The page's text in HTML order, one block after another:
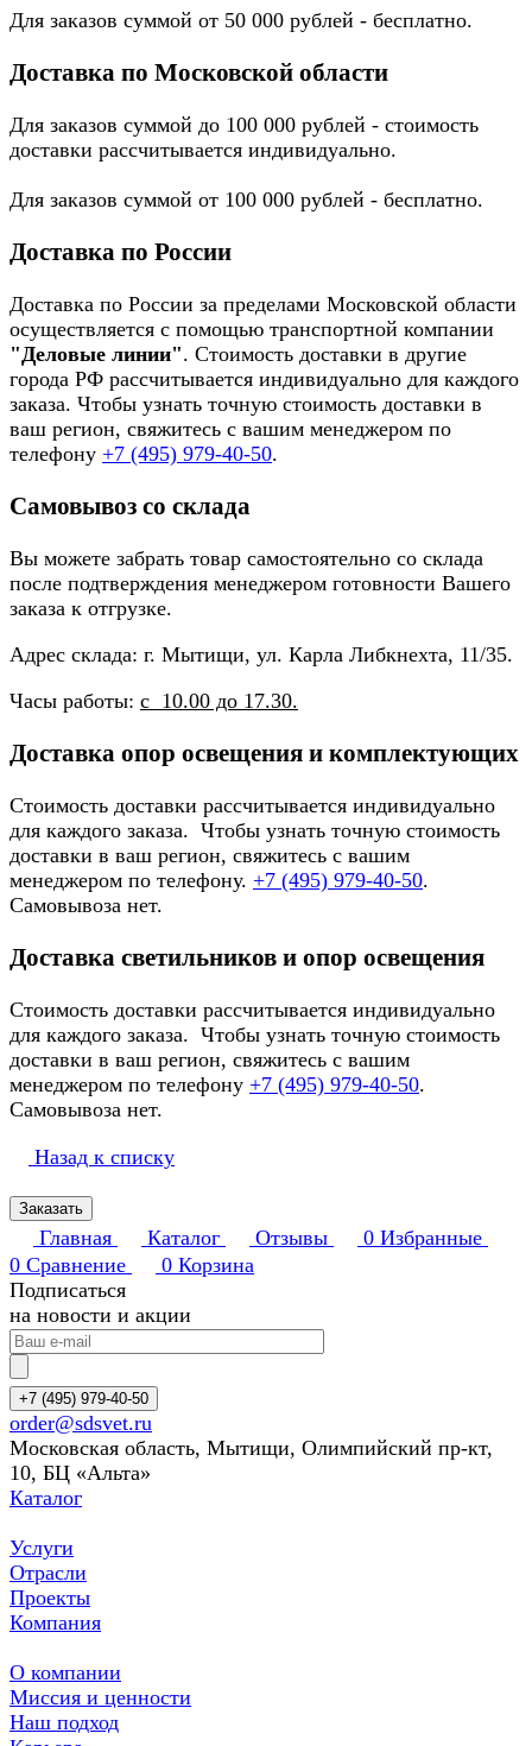
Для заказов суммой от 50 000 рублей - бесплатно.
Доставка по Московской области
Для заказов суммой до 100 000 рублей - стоимость
доставки рассчитывается индивидуально.
Для заказов суммой от 100 000 рублей - бесплатно.
Доставка по России
Доставка по России за пределами Московской области
осуществляется с помощью транспортной компании
"Деловые линии". Стоимость доставки в другие
города РФ рассчитывается индивидуально для каждого
заказа. Чтобы узнать точную стоимость доставки в
ваш регион, свяжитесь с вашим менеджером по
телефону +7 (495) 979-40-50.
Самовывоз со склада
Вы можете забрать товар самостоятельно со склада
после подтверждения менеджером готовности Вашего
заказа к отгрузке.
Адрес склада: г. Мытищи, ул. Карла Либкнехта, 11/35.
Часы работы: с 10.00 до 17.30.
Доставка опор освещения и комплектующих
Стоимость доставки рассчитывается индивидуально
для каждого заказа. Чтобы узнать точную стоимость
доставки в ваш регион, свяжитесь с вашим
менеджером по телефону. +7 (495) 979-40-50.
Самовывоза нет.
Доставка светильников и опор освещения
Стоимость доставки рассчитывается индивидуально
для каждого заказа. Чтобы узнать точную стоимость
доставки в ваш регион, свяжитесь с вашим
менеджером по телефону +7 (495) 979-40-50.
Самовывоза нет.
Назад к списку
Заказать
Главная Каталог Отзывы 0 Избранные
0 Сравнение 0 Корзина
Подписаться
на новости и акции
+7 (495) 979-40-50
order@sdsvet.ru
Московская область, Мытищи, Олимпийский пр-кт,
10, БЦ «Альта»
Каталог
Услуги
Отрасли
Проекты
Компания
О компании
Миссия и ценности
Наш подход